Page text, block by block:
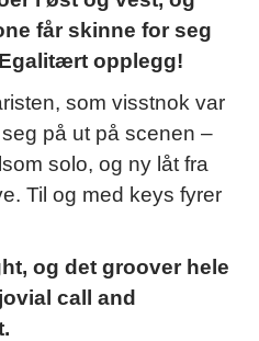
får skinne for seg
opplegg!
som visstnok var
på ut på scenen –
solo, og ny låt fra
Til og med keys fyrer
og det groover hele
call and